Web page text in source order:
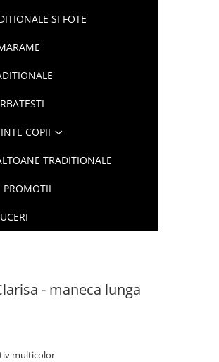
SI FOTE
COPII
TRADITIONALE
PROMOTII
- maneca lunga
multicolor